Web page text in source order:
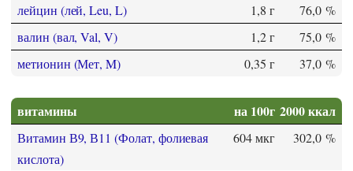
лейцин (лей, Leu, L)
1,8 г
76,0 %
валин (вал, Val, V)
1,2 г
75,0 %
метионин (Мет, M)
0,35 г 37,0 %
витамины на 100г 2000 ккал
Витамин В9, В11 (Фолат, фолиевая
кислота)
604 мкг 302,0 %